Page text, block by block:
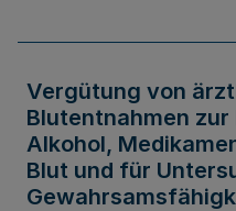
Vergütung von
Blutentnahmen
Alkohol,
Blut und für